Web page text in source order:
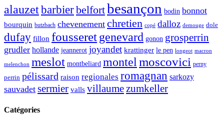
alauzetbarbierbelfortbesançon bodin bonnot
bourquin butzbach chevenement chretien copé dalloz demouge dole
dufay fillon fousseretgenevard gonon grosperrin
grudler hollande jeannerot joyandet krattinger le pen longeot macron
melenchon meslot montbeliard montel moscovici perny
perrin pélissard raison regionales romagnan sarkozy
sauvadet sermier valls villaumezumkeller
Catégories